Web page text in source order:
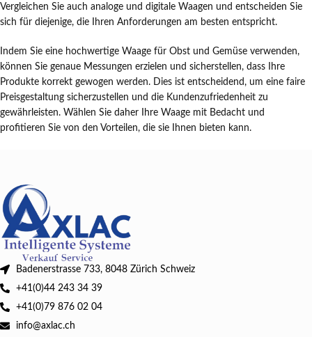
Vergleichen Sie auch analoge und digitale Waagen und entscheiden Sie
sich für diejenige, die Ihren Anforderungen am besten entspricht.
Indem Sie eine hochwertige Waage für Obst und Gemüse verwenden,
können Sie genaue Messungen erzielen und sicherstellen, dass Ihre
Produkte korrekt gewogen werden. Dies ist entscheidend, um eine faire
Preisgestaltung sicherzustellen und die Kundenzufriedenheit zu
gewährleisten. Wählen Sie daher Ihre Waage mit Bedacht und
profitieren Sie von den Vorteilen, die sie Ihnen bieten kann.
Badenerstrasse 733, 8048 Zürich Schweiz
+41(0)44 243 34 39
+41(0)79 876 02 04
info@axlac.ch